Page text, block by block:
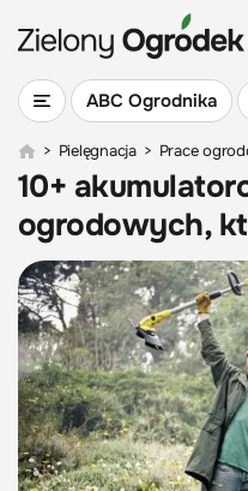
ABC Ogrodnika
> Pielęgnacja > Prace
10+
ogrodowych,